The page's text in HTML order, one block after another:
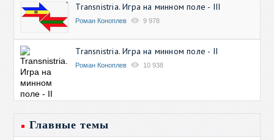
Transnistria. Игра на минном поле - III
Роман Коноплев 9 978
Transnistria. Игра на минном поле - II
Роман Коноплев 10 938
Главные темы